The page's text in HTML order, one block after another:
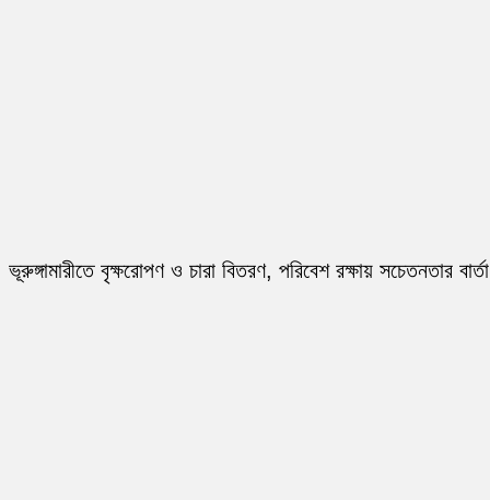
ভূরুঙ্গামারীতে বৃক্ষরোপণ ও চারা বিতরণ, পরিবেশ রক্ষায় সচেতনতার বার্তা